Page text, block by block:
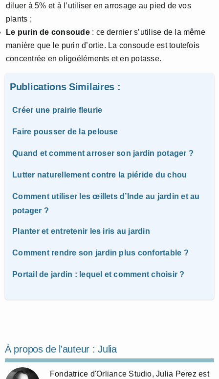
diluer à 5% et à l’utiliser en arrosage au pied de vos
plants ;
Le purin de consoude: ce dernier s’utilise de la même
manière que le purin d’ortie. La consoude est toutefois
concentrée en oligoéléments et en potasse.
Publications Similaires :
Créer une prairie fleurie
Faire pousser de la pelouse
Quand et comment arroser son jardin potager ?
Lutter naturellement contre la piéride du chou
Comment utiliser les œillets d’Inde au jardin et au
potager ?
Planter et entretenir les iris au jardin
Comment rendre son jardin plus confortable ?
Portail de jardin : lequel et comment choisir ?
À propos de l'auteur :Julia
Fondatrice d'Orliance Studio, Julia Perez est